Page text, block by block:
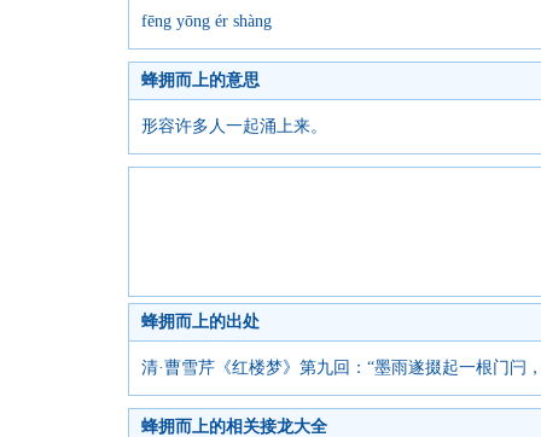
fēng yōng ér shàng
蜂拥而上的意思
形容许多人一起涌上来。
蜂拥而上的出处
清·曹雪芹《红楼梦》第九回：“墨雨遂掇起一根门闩
蜂拥而上的相关接龙大全